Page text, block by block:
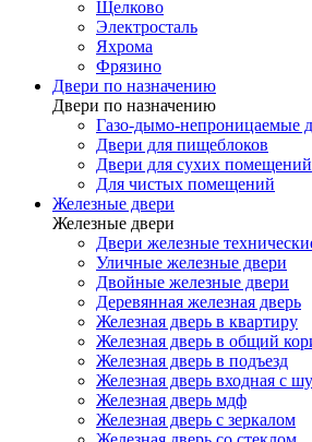
Щелково
Электросталь
Яхрома
Фрязино
Двери по назначению
Двери по назначению
Газо-дымо-непроницаемые
Двери для пищеблоков
Двери для сухих помещений
Для чистых помещений
Железные двери
Железные двери
Двери железные
Уличные железные двери
Двойные железные двери
Деревянная железная дверь
Железная дверь в квартиру
Железная дверь в общий
Железная дверь в подъезд
Железная дверь входная с
Железная дверь мдф
Железная дверь с зеркалом